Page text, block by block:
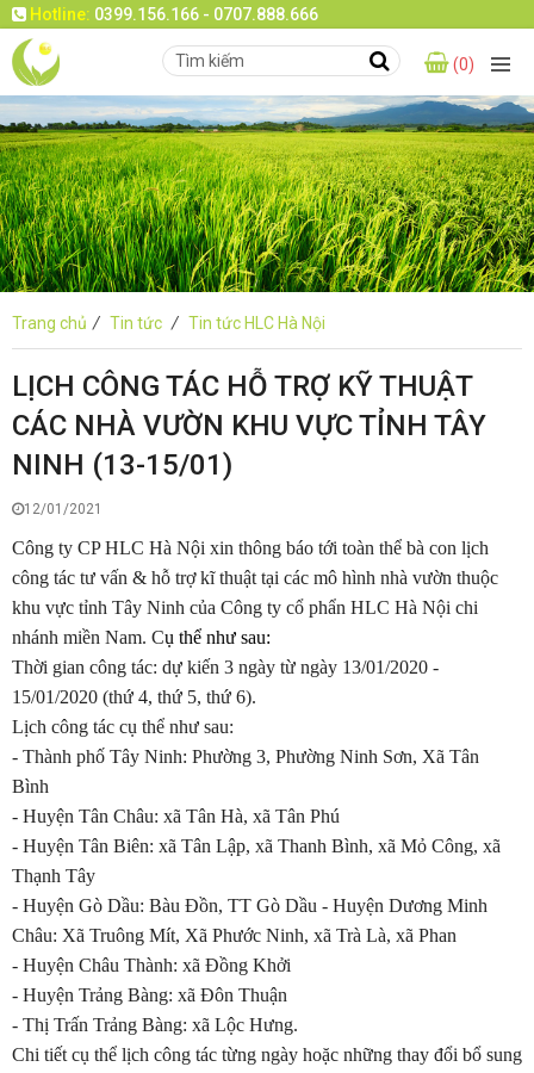
Hotline: 0399.156.166 - 0707.888.666
(0)
Trang chủ / Tin tức / Tin tức HLC Hà Nội
LỊCH CÔNG TÁC HỖ TRỢ KỸ THUẬT
CÁC NHÀ VƯỜN KHU VỰC TỈNH TÂY
NINH (13-15/01)
12/01/2021
Công ty CP HLC Hà Nội xin thông báo tới toàn thể bà con lịch
công tác tư vấn & hỗ trợ kĩ thuật tại các mô hình nhà vườn thuộc
khu vực tỉnh Tây Ninh của Công ty cổ phẩn HLC Hà Nội chi
nhánh miền Nam. Cụ thể như sau:
Thời gian công tác: dự kiến 3 ngày từ ngày 13/01/2020 -
15/01/2020 (thứ 4, thứ 5, thứ 6).
Lịch công tác cụ thể như sau:
- Thành phố Tây Ninh: Phường 3, Phường Ninh Sơn, Xã Tân
Bình
- Huyện Tân Châu: xã Tân Hà, xã Tân Phú
- Huyện Tân Biên: xã Tân Lập, xã Thanh Bình, xã Mỏ Công, xã
Thạnh Tây
- Huyện Gò Dầu: Bàu Đồn, TT Gò Dầu - Huyện Dương Minh
Châu: Xã Truông Mít, Xã Phước Ninh, xã Trà Là, xã Phan
- Huyện Châu Thành: xã Đồng Khởi
- Huyện Trảng Bàng: xã Đôn Thuận
- Thị Trấn Trảng Bàng: xã Lộc Hưng.
Chi tiết cụ thể lịch công tác từng ngày hoặc những thay đổi bổ sung